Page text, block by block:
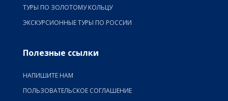
ТУРЫ ПО ЗОЛОТОМУ КОЛЬЦУ
ЭКСКУРСИОННЫЕ ТУРЫ ПО РОССИИ
Полезные ссылки
НАПИШИТЕ НАМ
ПОЛЬЗОВАТЕЛЬСКОЕ СОГЛАШЕНИЕ